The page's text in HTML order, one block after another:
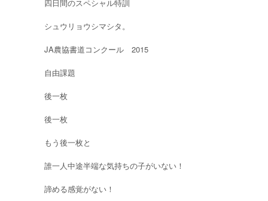
四日間のスペシャル特訓
シュウリョウシマシタ。
JA農協書道コンクール 2015
自由課題
後一枚
後一枚
もう後一枚と
誰一人中途半端な気持ちの子がいない！
諦める感覚がない！